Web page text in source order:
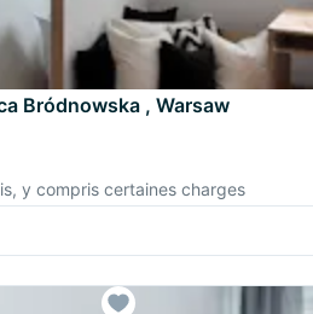
Bródnowska , Warsaw
y compris certaines charges